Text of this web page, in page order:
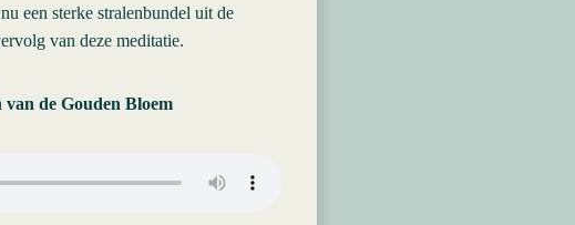
een sterke stralenbundel uit de
van deze meditatie.
de Gouden Bloem